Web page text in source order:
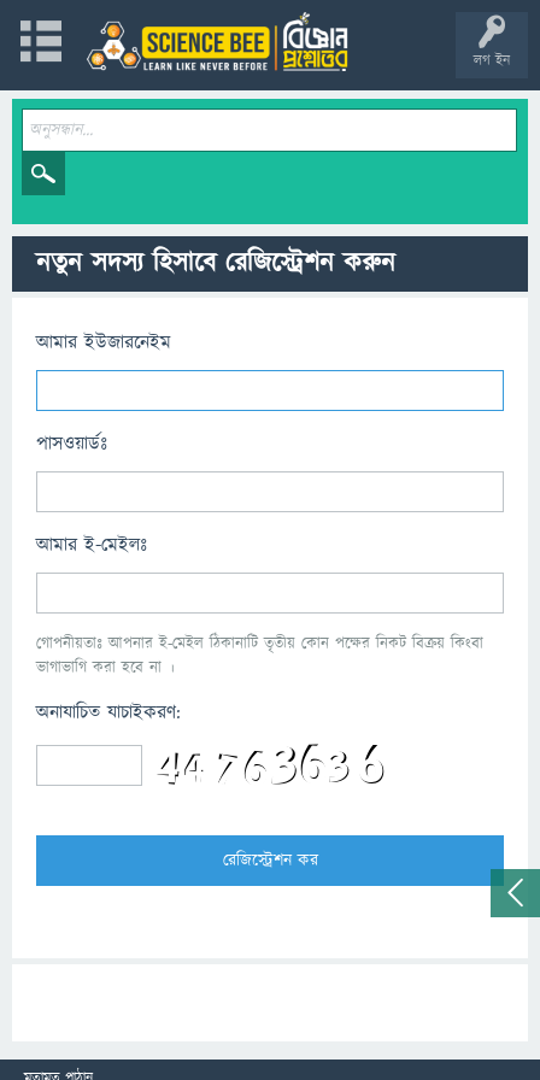
লগ ইন
নতুন সদস্য হিসাবে রেজিস্ট্রেশন করুন
আমার ইউজারনেইম
পাসওয়ার্ডঃ
আমার ই-মেইলঃ
গোপনীয়তাঃ আপনার ই-মেইল ঠিকানাটি তৃতীয় কোন পক্ষের নিকট বিক্রয় কিংবা
ভাগাভাগি করা হবে না ।
অনাযাচিত যাচাইকরণ: